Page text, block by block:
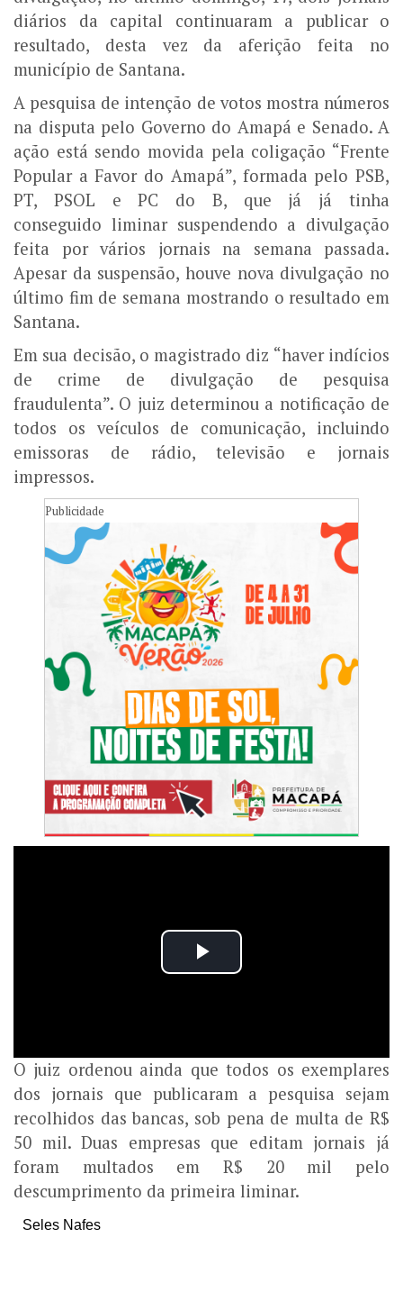
diários da capital continuaram a publicar o
resultado, desta vez da aferição feita no
município de Santana.
A pesquisa de intenção de votos mostra números
na disputa pelo Governo do Amapá e Senado. A
ação está sendo movida pela coligação “Frente
Popular a Favor do Amapá”, formada pelo PSB,
PT, PSOL e PC do B, que já já tinha
conseguido liminar suspendendo a divulgação
feita por vários jornais na semana passada.
Apesar da suspensão, houve nova divulgação no
último fim de semana mostrando o resultado em
Santana.
Em sua decisão, o magistrado diz “haver indícios
de crime de divulgação de pesquisa
fraudulenta”. O juiz determinou a notificação de
todos os veículos de comunicação, incluindo
emissoras de rádio, televisão e jornais
impressos.
Publicidade
O juiz ordenou ainda que todos os exemplares
dos jornais que publicaram a pesquisa sejam
recolhidos das bancas, sob pena de multa de R$
50 mil. Duas empresas que editam jornais já
foram multados em R$ 20 mil pelo
descumprimento da primeira liminar.
Seles Nafes